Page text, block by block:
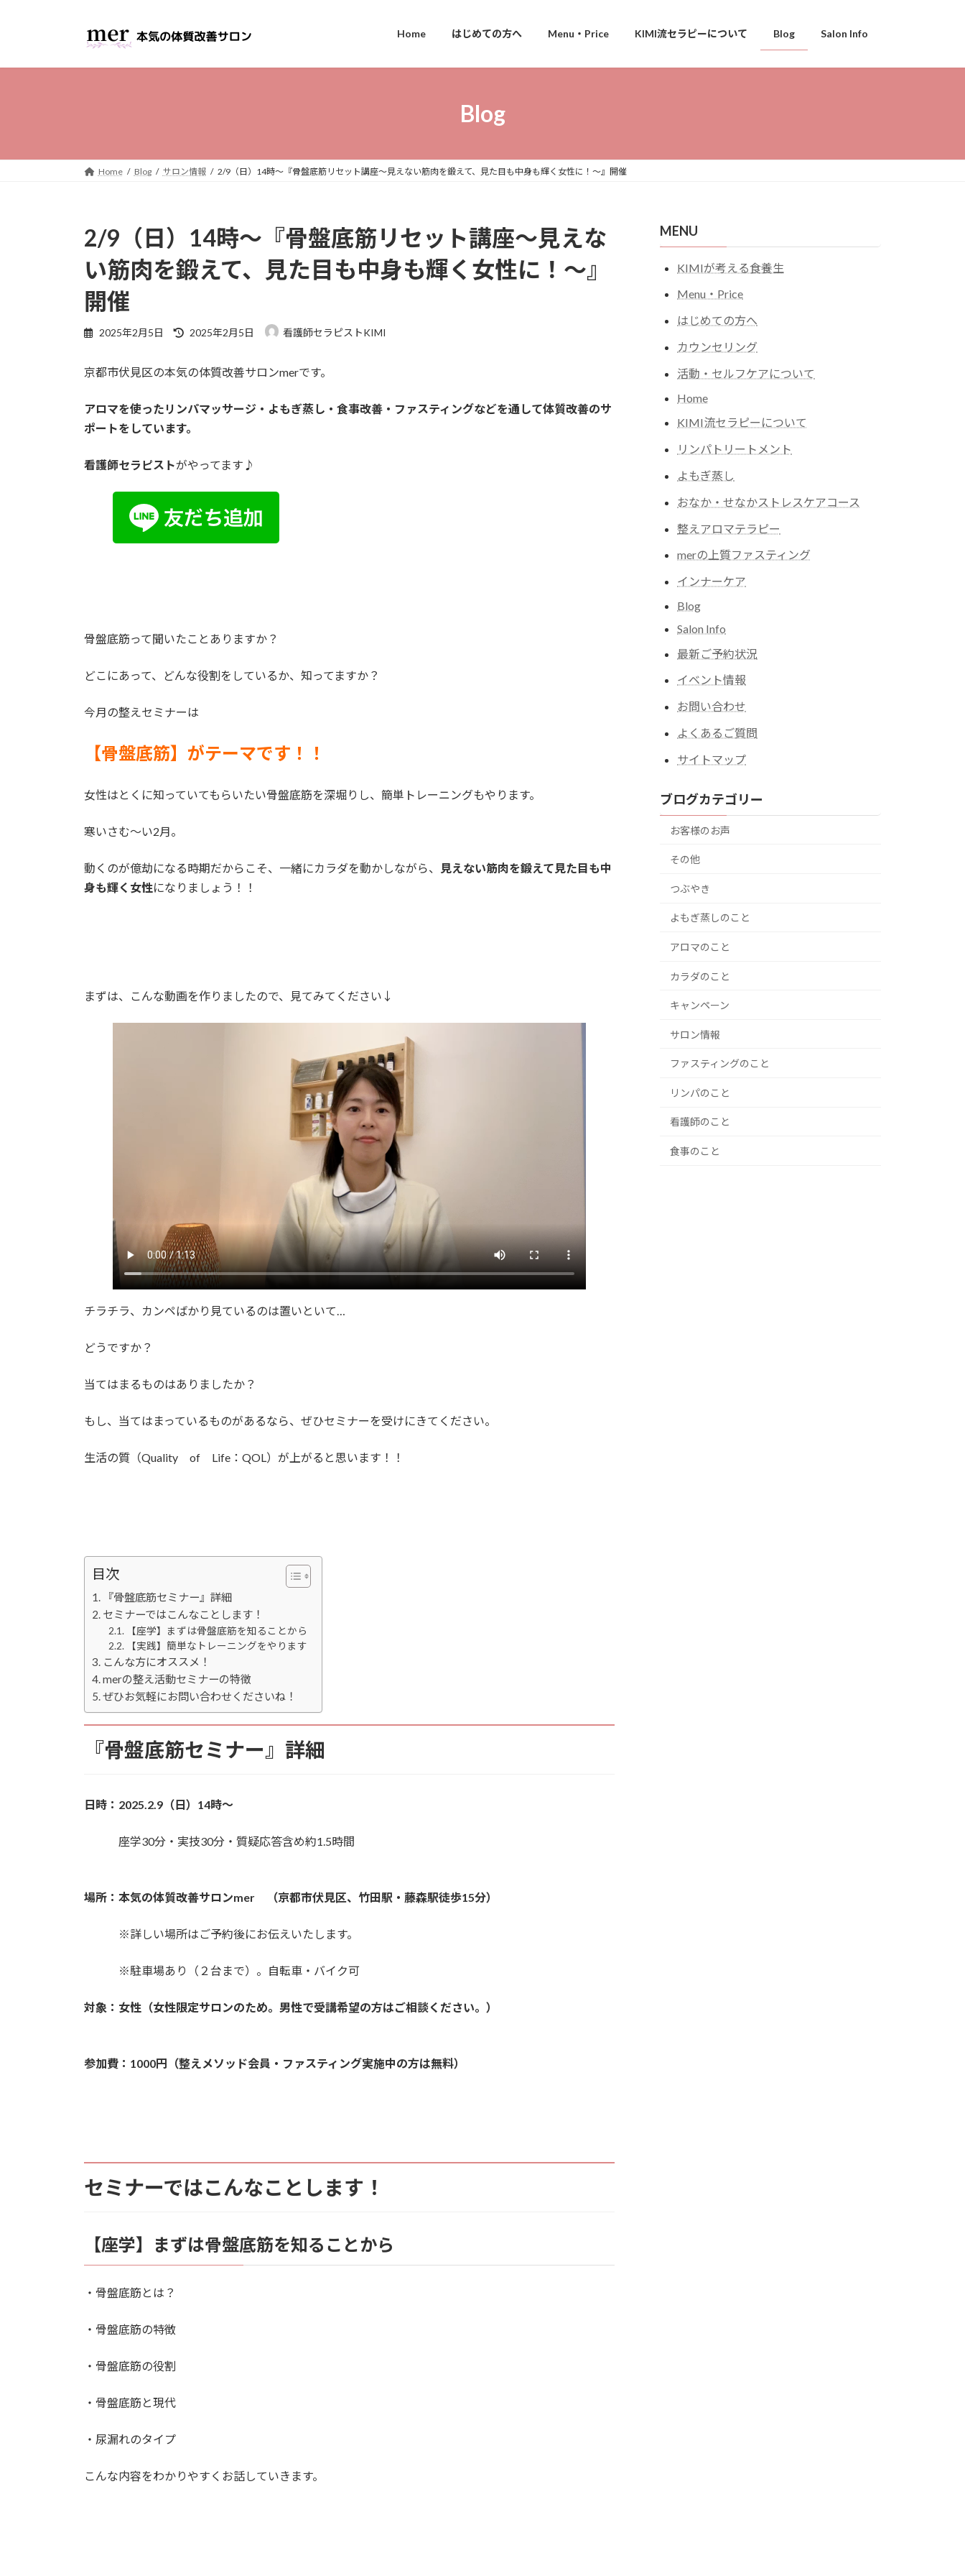
プ
動
Home はじめての方へ Menu・Price KIMI流セラピーについて Blog Salon Info
Blog
Home Blog サロン情報 2/9（日）14時～『骨盤底筋リセット講座～見えない筋肉を鍛えて、見た目も中身も輝く女性に！～』開催
2/9（日）14時～『骨盤底筋リセット講座～見えな
い筋肉を鍛えて、見た目も中身も輝く女性に！～』
開催
2025年2月5日
最
新
時
:
2025年2月5日 看護師セラピストKIMI
京都市伏見区の本気の体質改善サロンmerです。
アロマを使ったリンパマッサージ・よもぎ蒸し・食事改善・ファスティングなどを通して体質改善のサ
ポートをしています。
看護師セラピストがやってます♪
骨盤底筋って聞いたことありますか？
どこにあって、どんな役割をしているか、知ってますか？
今月の整えセミナーは
【骨盤底筋】がテーマです！！
女性はとくに知っていてもらいたい骨盤底筋を深堀りし、簡単トレーニングもやります。
寒いさむ～い2月。
動くのが億劫になる時期だからこそ、一緒にカラダを動かしながら、
見えない筋肉を鍛えて見た目も中
身も輝く女性になりましょう！！
まずは、こんな動画を作りましたので、見てみてください↓
チラチラ、カンペばかり見ているのは置いといて…
どうですか？
当てはまるものはありましたか？
もし、当てはまっているものがあるなら、ぜひセミナーを受けにきてください。
生活の質（Quality of Life：QOL）が上がると思います！！
目次
『骨盤底筋セミナー』詳細
セミナーではこんなことします！
【座学】まずは骨盤底筋を知ることから
【実践】簡単なトレーニングをやります
こんな方にオススメ！
merの整え活動セミナーの特徴
ぜひお気軽にお問い合わせくださいね！
『骨盤底筋セミナー』詳細
日時：2025.2.9（日）14時～
座学30分・実技30分・質疑応答含め約1.5時間
場所：本気の体質改善サロンmer （京都市伏見区、竹田駅・藤森駅徒歩15分）
※詳しい場所はご予約後にお伝えいたします。
※駐車場あり（２台まで）。自転車・バイク可
対象：女性（女性限定サロンのため。男性で受講希望の方はご相談ください。）
参加費：1000円（整えメソッド会員・ファスティング実施中の方は無料）
セミナーではこんなことします！
【座学】まずは骨盤底筋を知ることから
・骨盤底筋とは？
・骨盤底筋の特徴
・骨盤底筋の役割
・骨盤底筋と現代
・尿漏れのタイプ
こんな内容をわかりやすくお話していきます。
MENU
KIMIが考える食養生
Menu・Price
はじめての方へ
カウンセリング
活動・セルフケアについて
Home
KIMI流セラピーについて
リンパトリートメント
よもぎ蒸し
おなか・せなかストレスケアコース
整えアロマテラピー
merの上質ファスティング
インナーケア
Blog
Salon Info
最新ご予約状況
イベント情報
お問い合わせ
よくあるご質問
サイトマップ
ブログカテゴリー
お客様のお声
その他
つぶやき
よもぎ蒸しのこと
アロマのこと
カラダのこと
キャンペーン
サロン情報
ファスティングのこと
リンパのこと
看護師のこと
食事のこと